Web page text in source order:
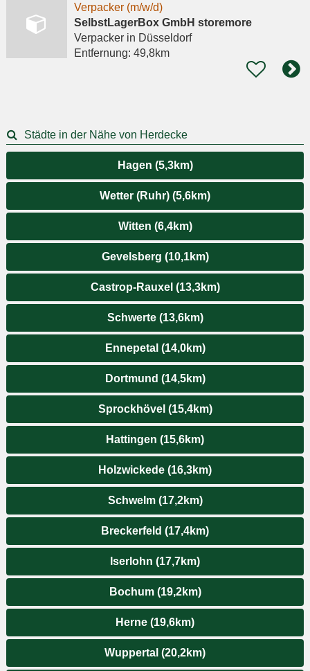
Verpacker (m/w/d)
SelbstLagerBox GmbH storemore
Verpackerin Düsseldorf
Entfernung: 49,8km
Städte in der Nähe von Herdecke
Hagen (5,3km)
Wetter (Ruhr) (5,6km)
Witten (6,4km)
Gevelsberg (10,1km)
Castrop-Rauxel (13,3km)
Schwerte (13,6km)
Ennepetal (14,0km)
Dortmund (14,5km)
Sprockhövel (15,4km)
Hattingen (15,6km)
Holzwickede (16,3km)
Schwelm (17,2km)
Breckerfeld (17,4km)
Iserlohn (17,7km)
Bochum (19,2km)
Herne (19,6km)
Wuppertal (20,2km)